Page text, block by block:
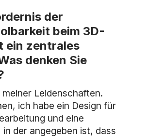
der
beim 3D-
ein zentrales
denken Sie
meiner Leidenschaften.
ich habe ein Design für
und eine
in der angegeben ist, dass